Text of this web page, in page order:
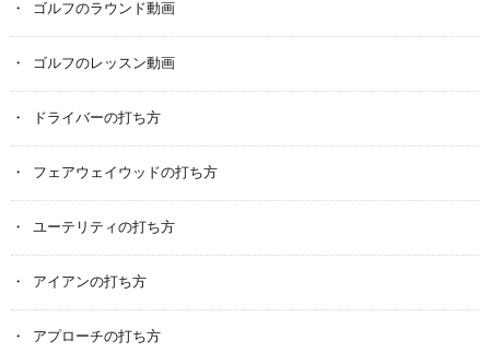
ゴルフのラウンド動画
ゴルフのレッスン動画
ドライバーの打ち方
フェアウェイウッドの打ち方
ユーテリティの打ち方
アイアンの打ち方
アプローチの打ち方